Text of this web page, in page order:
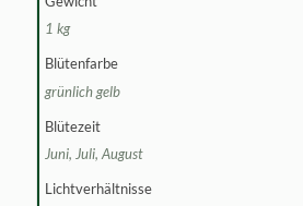
1 kg
Blütenfarbe
grünlich gelb
Blütezeit
Juni, Juli, August
Lichtverhältnisse